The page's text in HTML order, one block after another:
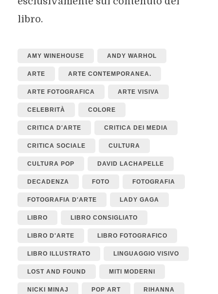
libro.
AMY WINEHOUSE ANDY WARHOL
ARTE ARTE CONTEMPORANEA.
ARTE FOTOGRAFICA ARTE VISIVA
CELEBRITÀ COLORE
CRITICA D'ARTE CRITICA DEI MEDIA
CRITICA SOCIALE CULTURA
CULTURA POP DAVID LACHAPELLE
DECADENZA FOTO FOTOGRAFIA
FOTOGRAFIA D'ARTE LADY GAGA
LIBRO LIBRO CONSIGLIATO
LIBRO D'ARTE LIBRO FOTOGRAFICO
LIBRO ILLUSTRATO LINGUAGGIO VISIVO
LOST AND FOUND MITI MODERNI
NICKI MINAJ POP ART RIHANNA